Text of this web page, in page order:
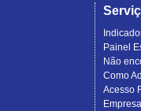
Painel
Não
Como
Acesso